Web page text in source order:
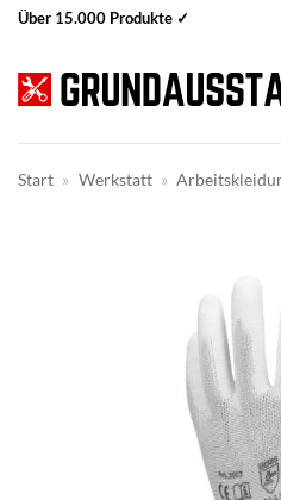
Zum
springen
Über 15.000 Produkte ✓
Start » Werkstatt »